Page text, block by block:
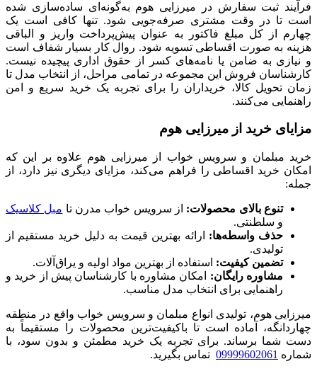
فرآیند ثبت سفارش در میرزایی هوم به‌گونه‌ای ساده‌سازی شده
است تا در وقت مشتری صرفه‌جویی شود. تنها کافی است یک‌
چهارم از کل مبلغ فاکتور به‌ عنوان پیش‌پرداخت واریز و الباقی
هزینه به‌ صورت اقساطی تسویه شود. روال کار بسیار شفاف است
و نیازی به ضامن یا نامه‌های کسر از حقوق اداری پیچیده نیست.
کارشناسان فروش این مجموعه در تمامی مراحل، از انتخاب مدل تا
زمان تحویل کالا، خریداران را برای تجربه یک خرید سریع و امن
راهنمایی می‌کنند.
مزایای خرید از میرزایی هوم
خرید مبلمان و سرویس خواب از میرزایی هوم علاوه بر این که
امکان خرید اقساطی را فراهم می‌کند، مزایای دیگری نیز دارد، از
جمله:
تنوع بالای محصولات: از سرویس خواب مدرن تا مبل کلاسیک
و سلطنتی.
حذف واسطه‌ها: ارائه بهترین قیمت به دلیل خرید مستقیم از
تولیدی.
تضمین کیفیت: استفاده از بهترین مواد اولیه و یراق‌آلات.
مشاوره رایگان: امکان مشاوره با کارشناسان پیش از خرید و
راهنمایی برای انتخاب مدل مناسب.
میرزایی هوم، تولیدی انواع مبلمان و سرویس خواب واقع در منطقه
چهاردانگه، آماده است تا باکیفیت‌ترین محصولات را مستقیماً به
دست شما برساند. برای تجربه یک خرید مطمئن و بدون سود، با
شماره 09999602061 تماس بگیرید.